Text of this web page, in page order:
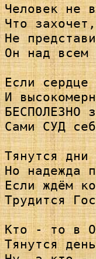
Человек не
Что
Не
Он над всем
Если
И
БЕСПОЛЕЗНО
Сами СУД
Тянутся
Но надежда
Если ждём
Трудится
Кто - то в
Тянутся